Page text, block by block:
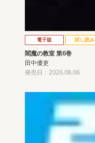
電子版 試し読み
閻魔の教室 第6巻
田中優吏
発売日：2026.08.06